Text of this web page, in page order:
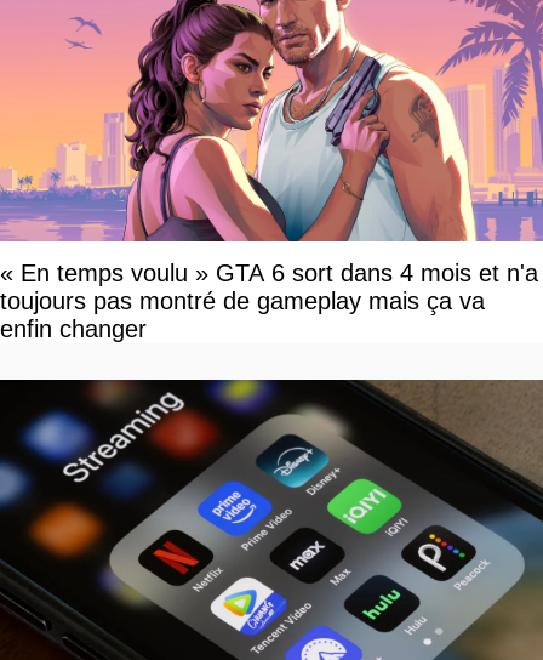
« En temps voulu » GTA 6 sort dans 4 mois et n'a
toujours pas montré de gameplay mais ça va
enfin changer